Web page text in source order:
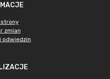
strony
zmian